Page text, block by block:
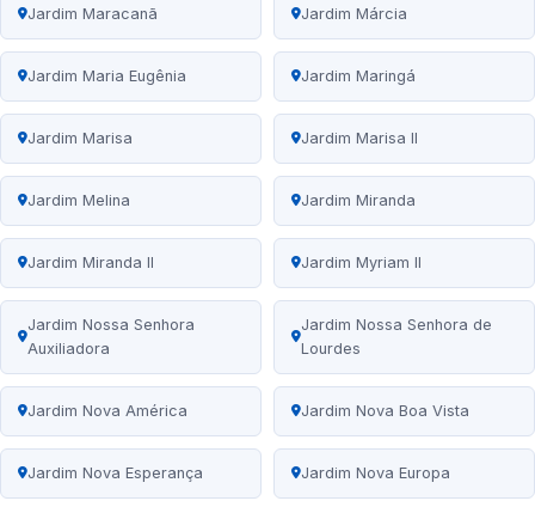
Jardim Maracanã Jardim Márcia
Jardim Maria Eugênia Jardim Maringá
Jardim Marisa Jardim Marisa II
Jardim Melina Jardim Miranda
Jardim Miranda II Jardim Myriam II
Jardim Nossa Senhora
Auxiliadora
Jardim Nossa Senhora de
Lourdes
Jardim Nova América Jardim Nova Boa Vista
Jardim Nova Esperança Jardim Nova Europa